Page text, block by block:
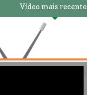
Vídeo mais recente